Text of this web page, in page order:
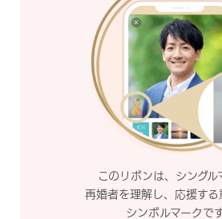
このリボンは、シングル
再婚者を理解し、応援する
シンボルマークです